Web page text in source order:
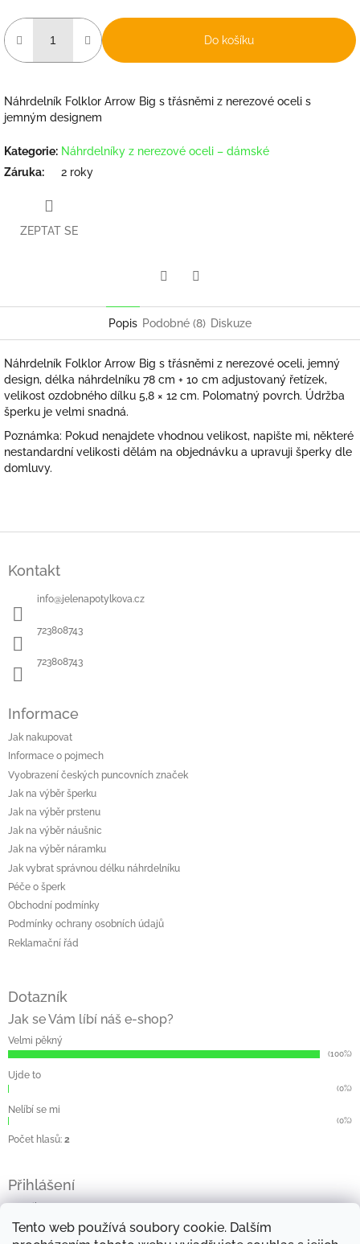
Tento web používá soubory cookie. Dalším
Do košíku
Náhrdelník Folklor Arrow Big s třásněmi z nerezové oceli s
jemným designem
Kategorie: Náhrdelníky z nerezové oceli – dámské
Záruka: 2 roky
ZEPTAT SE
Popis Podobné (8) Diskuze
Náhrdelník Folklor Arrow Big s třásněmi z nerezové oceli, jemný
design, délka náhrdelníku 78 cm + 10 cm adjustovaný řetízek,
velikost ozdobného dílku 5,8 × 12 cm. Polomatný povrch. Údržba
šperku je velmi snadná.
Poznámka: Pokud nenajdete vhodnou velikost, napište mi, některé
nestandardní velikosti dělám na objednávku a upravuji šperky dle
domluvy.
Kontakt
info@jelenapotylkova.cz
723808743
723808743
Informace
Jak nakupovat
Informace o pojmech
Vyobrazení českých puncovních značek
Jak na výběr šperku
Jak na výběr prstenu
Jak na výběr náušnic
Jak na výběr náramku
Jak vybrat správnou délku náhrdelníku
Péče o šperk
Obchodní podmínky
Podmínky ochrany osobních údajů
Reklamační řád
Dotazník
Jak se Vám líbí náš e-shop?
Velmi pěkný
(100%)
Ujde to
(0%)
Nelíbí se mi
(0%)
Počet hlasů: 2
Přihlášení